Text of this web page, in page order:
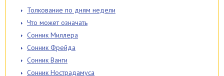
Толкование по дням недели
Что может означать
Сонник Миллера
Сонник Фрейда
Сонник Ванги
Сонник Нострадамуса